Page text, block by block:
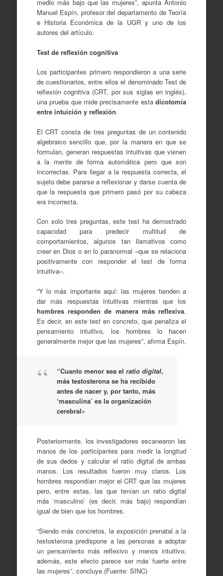
medio más bajo que las mujeres”, apunta Antonio
Manuel Espín, profesor del departamento de Teoría
e Historia Económica de la UGR y uno de los
autores del artículo.
Test de reflexión cognitiva
Los participantes primero respondieron a una serie
de cuestionarios, entre ellos el denominado Test de
reflexión cognitiva (CRT, por sus siglas en inglés),
una prueba que mide precisamente estadicotomía
entre intuición y reflexión.
El CRT consta de tres preguntas de un contenido
algebraico sencillo que, por la manera en que se
formulan, generan respuestas intuitivas que vienen
a la mente de forma automática pero que son
incorrectas. Para llegar a la respuesta correcta, el
sujeto debe pararse a reflexionar y darse cuenta de
que la respuesta que primero pasó por su cabeza
era incorrecta.
Con solo tres preguntas, este test ha demostrado
capacidad para predecir multitud de
comportamientos, algunos tan llamativos como
creer en Dios o en lo paranormal –que se relaciona
positivamente con responder el test de forma
intuitiva–.
“Y lo más importante aquí: las mujeres tienden a
dar más respuestas intuitivas mientras que los
hombres responden de manera más reflexiva.
Es decir, en este test en concreto, que penaliza el
pensamiento intuitivo, los hombres lo hacen
generalmente mejor que las mujeres”, afirma Espín.
“Cuanto menor sea el ratio digital,
más testosterona se ha recibido
antes de nacer y, por tanto, más
‘masculina’ es la organización
cerebral»
Posteriormente, los investigadores escanearon las
manos de los participantes para medir la longitud
de sus dedos y calcular el ratio digital de ambas
manos. Los resultados fueron muy claros. Los
hombres respondían mejor el CRT que las mujeres
pero, entre estas, las que tenían un ratio digital
más ‘masculino’ (es decir, más bajo) respondían
igual de bien que los hombres.
“Siendo más concretos, la exposición prenatal a la
testosterona predispone a las personas a adoptar
un pensamiento más reflexivo y menos intuitivo;
además, este efecto parece ser más fuerte entre
las mujeres”, concluye.(Fuente: SINC)